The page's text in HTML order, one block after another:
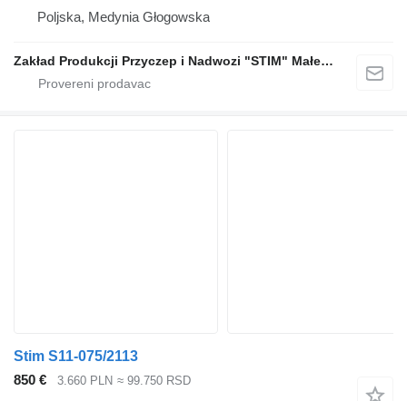
Poljska, Medynia Głogowska
Zakład Produkcji Przyczep i Nadwozi "STIM" Małecki s.j.
Stim S11-075/2113
850 €
3.660 PLN ≈ 99.750 RSD